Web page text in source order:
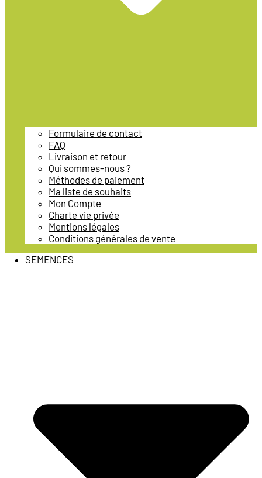
Formulaire de contact
FAQ
Livraison et retour
Qui sommes-nous ?
Méthodes de paiement
Ma liste de souhaits
Mon Compte
Charte vie privée
Mentions légales
Conditions générales de vente
SEMENCES